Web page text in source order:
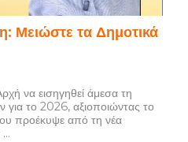
Μειώστε τα Δημοτικά
να εισηγηθεί άμεσα τη
για το 2026, αξιοποιώντας το
προέκυψε από τη νέα